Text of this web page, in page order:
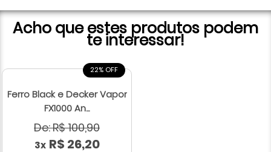
Acho que estes produtos podem
te interessar!
22% OFF
Ferro Black e Decker Vapor
FX1000 An...
De: R$ 100,90
3x R$ 26,20